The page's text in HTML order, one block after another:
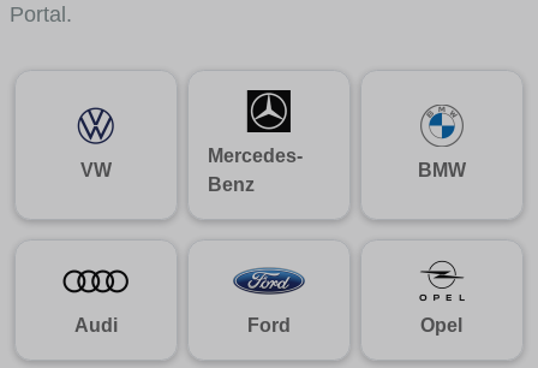
Portal.
VW
Mercedes-
Benz
BMW
Audi Ford Opel